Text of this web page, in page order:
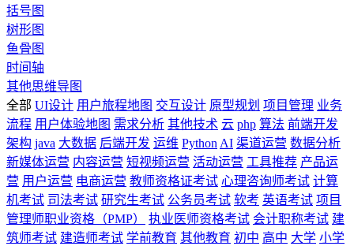
括号图
树形图
鱼骨图
时间轴
其他思维导图
全部 UI设计 用户旅程地图 交互设计 原型规划 项目管理 业务
流程 用户体验地图 需求分析 其他技术 云 php 算法 前端开发
架构 java 大数据 后端开发 运维 Python AI 渠道运营 数据分析
新媒体运营 内容运营 短视频运营 活动运营 工具推荐 产品运
营 用户运营 电商运营 教师资格证考试 心理咨询师考试 计算
机考试 司法考试 研究生考试 公务员考试 软考 英语考试 项目
管理师职业资格（PMP）
执业医师资格考试 会计职称考试 建
筑师考试 建造师考试 学前教育 其他教育 初中 高中 大学 小学